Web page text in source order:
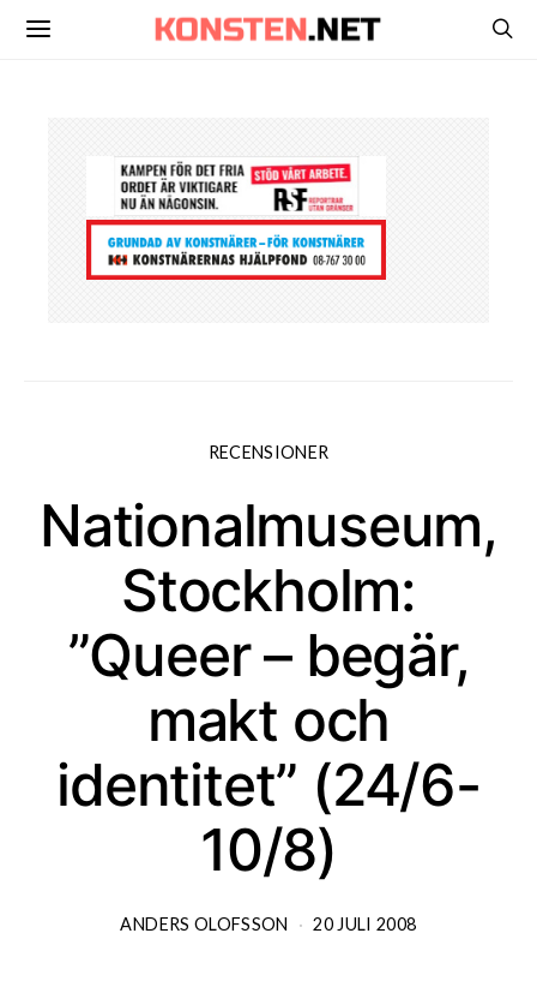
RECENSIONER
Nationalmuseum,
Stockholm:
”Queer – begär,
makt och
identitet” (24/6-
10/8)
ANDERS OLOFSSON 20 JULI 2008